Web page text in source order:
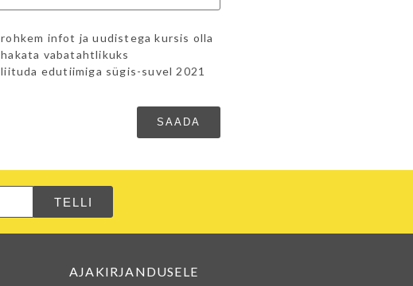
rohkem infot ja uudistega kursis olla
hakata vabatahtlikuks
liituda edutiimiga sügis-suvel 2021
AJAKIRJANDUSELE